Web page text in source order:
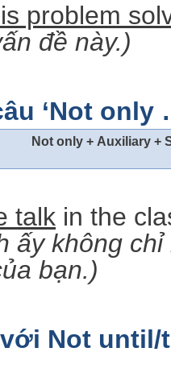
problem
đề này.)
‘Not only
Not only + Auxiliary +
talk in the
ấy không
bạn.)
Not until/